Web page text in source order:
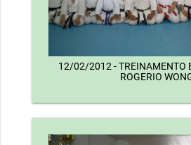
12/02/2012 - TREINAMENTO
ROGERIO